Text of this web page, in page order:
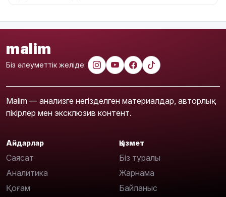
malim
Біз әлеуметтік желіде:
Malim — анализге негізделген материалдар, авторлық
пікірлер мен эксклюзив контент.
Айдарлар
Саясат
Аналитика
Қоғам
Қызмет
Біз туралы
Жарнама
Байланыс